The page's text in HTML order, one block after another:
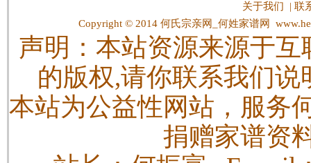
关于我们 |联
Copyright © 2014 何氏宗亲网_何姓家谱网
声明：本站资源来源于
的版权,请你联系我们
本站为公益性网站，服务
捐赠家谱资